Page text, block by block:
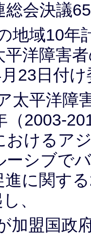
総会決議
地域10年
洋障害
23日付
太平洋障
（2003-
おけるア
ーシブで
に関す
、
加盟国政